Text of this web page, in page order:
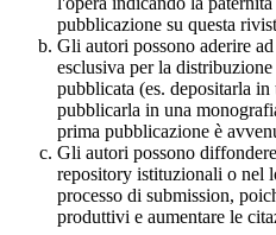
pubblicazione su questa
Gli autori possono aderire
esclusiva per la
pubblicata (es. depositarla
pubblicarla in una
prima pubblicazione è
Gli autori possono
repository istituzionali o nel
processo di submission,
produttivi e aumentare le